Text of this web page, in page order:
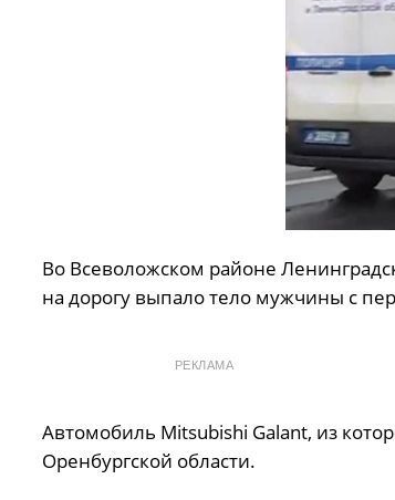
Во Всеволожском районе
на дорогу выпало тело мужчины с
РЕКЛАМА
Автомобиль Mitsubishi Galant, из
Оренбургской области.